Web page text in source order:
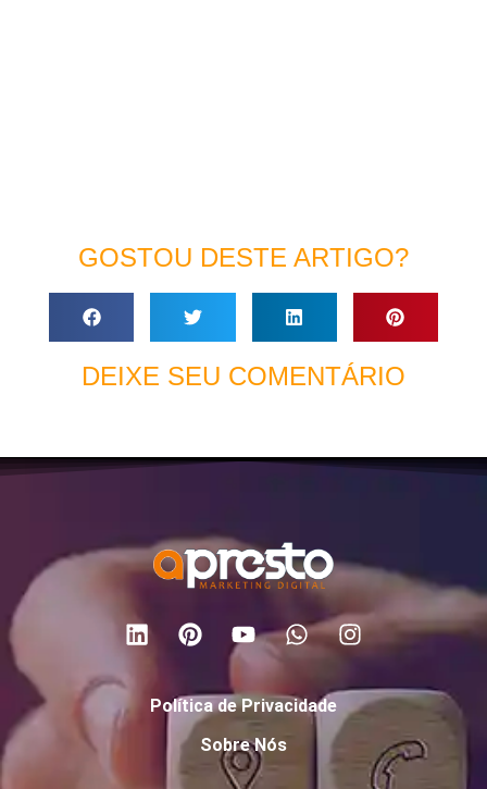
GOSTOU DESTE ARTIGO?
DEIXE SEU COMENTÁRIO
Política de Privacidade
Sobre Nós